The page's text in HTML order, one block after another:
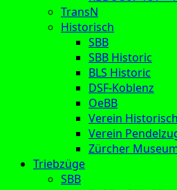
TransN
Historisch
SBB
SBB Historic
BLS Historic
DSF-Koblenz
OeBB
Verein
Verein
Zürcher
Triebzüge
SBB